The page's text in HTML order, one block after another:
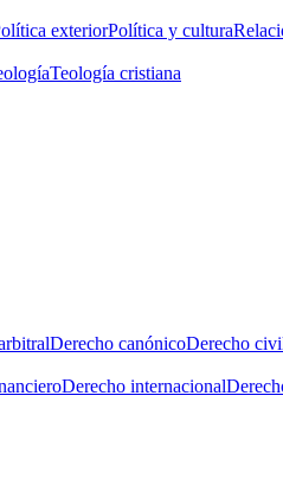
exteriorPolítica y cultura
Teología cristiana
Derecho canónicoDerecho
Derecho internacional